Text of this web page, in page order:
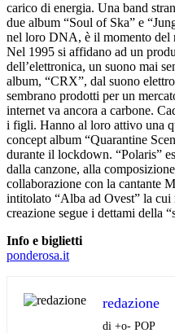
carico di energia. Una band
due album “Soul of Ska” e
nel loro DNA, è il momento del
Nel 1995 si affidano ad un
dell’elettronica, un suono mai
album, “CRX”, dal suono
sembrano prodotti per un
internet va ancora a carbone.
i figli. Hanno al loro attivo una
concept album “Quarantine
durante il lockdown. “Polaris”
dalla canzone, alla
collaborazione con la cantante
intitolato “Alba ad Ovest” la cui
creazione segue i dettami della
Info e biglietti
ponderosa.it
redazione
di +o- POP